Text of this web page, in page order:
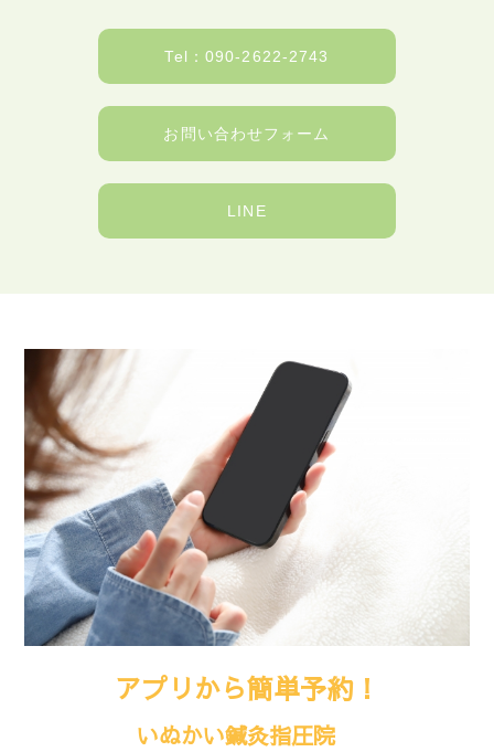
Tel：090-2622-2743
お問い合わせフォーム
LINE
アプリから簡単予約！
いぬかい鍼灸指圧院